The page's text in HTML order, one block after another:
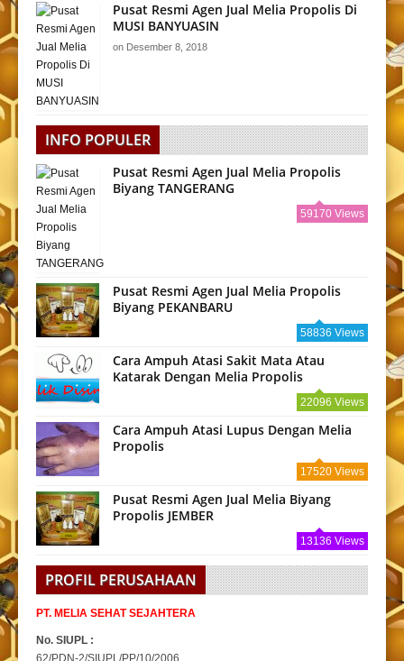
Pusat Resmi Agen Jual Melia Propolis Di
MUSI BANYUASIN
on Desember 8, 2018
INFO POPULER
Pusat Resmi Agen Jual Melia Propolis
Biyang TANGERANG
59170 Views
Pusat Resmi Agen Jual Melia Propolis
Biyang PEKANBARU
58836 Views
Cara Ampuh Atasi Sakit Mata Atau
Katarak Dengan Melia Propolis
22096 Views
Cara Ampuh Atasi Lupus Dengan Melia
Propolis
17520 Views
Pusat Resmi Agen Jual Melia Biyang
Propolis JEMBER
13136 Views
PROFIL PERUSAHAAN
PT. MELIA SEHAT SEJAHTERA
No. SIUPL :